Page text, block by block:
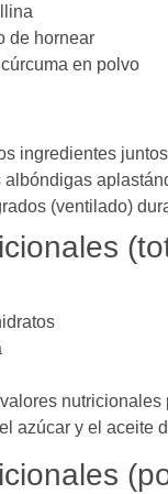
de hornear
en polvo
ingredientes juntos
albóndigas
(ventilado)
azúcar y el aceite